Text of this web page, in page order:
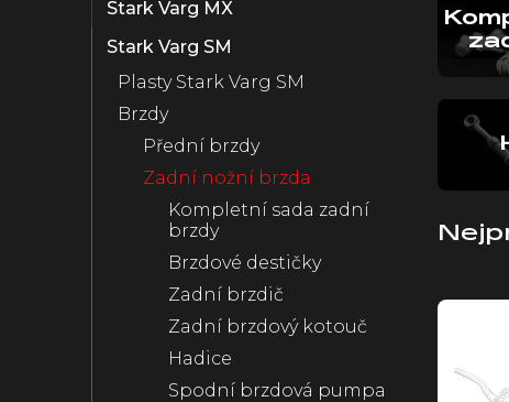
a
n
Stark Varg MX
Stark Varg SM
Plasty Stark Varg SM
Brzdy
Přední brzdy
Zadní nožní brzda
Kompletní sada zadní
brzdy
Brzdové destičky
Zadní brzdič
Zadní brzdový kotouč
Hadice
Spodní brzdová pumpa
V